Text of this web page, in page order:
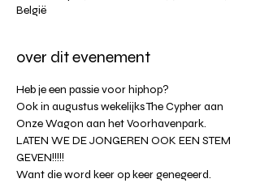
België
over dit evenement
Heb je een passie voor hiphop?
Ook in augustus wekelijks The Cypher aan
Onze Wagon aan het Voorhavenpark.
LATEN WE DE JONGEREN OOK EEN STEM
GEVEN!!!!!
Want die word keer op keer genegeerd.